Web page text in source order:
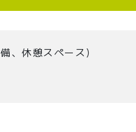
、休憩スペース）